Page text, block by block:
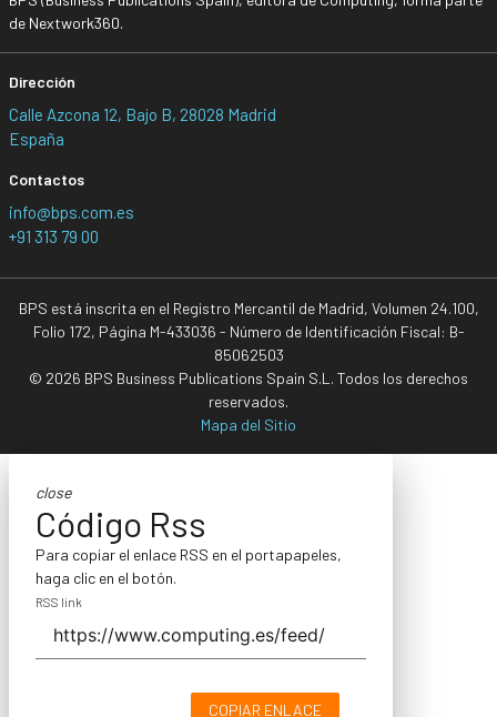
de Nextwork360.
Dirección
Calle Azcona 12, Bajo B, 28028 Madrid
España
Contactos
info@bps.com.es
+91 313 79 00
BPS está inscrita en el Registro Mercantil de Madrid, Volumen 24.100,
Folio 172, Página M-433036 - Número de Identificación Fiscal: B-
85062503
© 2026 BPS Business Publications Spain S.L. Todos los derechos
reservados.
Mapa del Sitio
close
Código Rss
Para copiar el enlace RSS en el portapapeles,
haga clic en el botón.
RSS link
COPIAR ENLACE